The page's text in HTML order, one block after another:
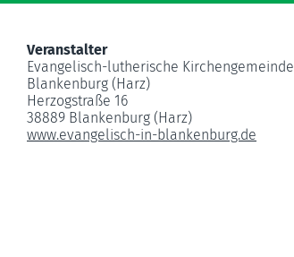
Veranstalter
Evangelisch-lutherische Kirchengemeinde
Blankenburg (Harz)
Herzogstraße 16
38889 Blankenburg (Harz)
www.evangelisch-in-blankenburg.de